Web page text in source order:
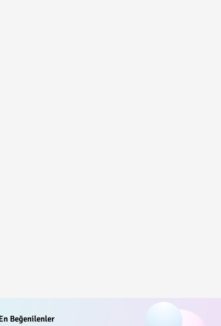
Beğenilenler